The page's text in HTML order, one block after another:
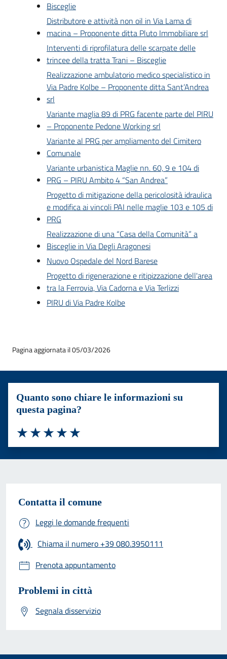
Bisceglie
Distributore e attività non oil in Via Lama di
macina – Proponente ditta Pluto Immobiliare srl
Interventi di riprofilatura delle scarpate delle
trincee della tratta Trani – Bisceglie
Realizzazione ambulatorio medico specialistico in
Via Padre Kolbe – Proponente ditta Sant’Andrea
srl
Variante maglia 89 di PRG facente parte del PIRU
– Proponente Pedone Working srl
Variante al PRG per ampliamento del Cimitero
Comunale
Variante urbanistica Maglie nn. 60, 9 e 104 di
PRG – PIRU Ambito 4 “San Andrea”
Progetto di mitigazione della pericolosità idraulica
e modifica ai vincoli PAI nelle maglie 103 e 105 di
PRG
Realizzazione di una “Casa della Comunità” a
Bisceglie in Via Degli Aragonesi
Nuovo Ospedale del Nord Barese
Progetto di rigenerazione e ritipizzazione dell'area
tra la Ferrovia, Via Cadorna e Via Terlizzi
PIRU di Via Padre Kolbe
Pagina aggiornata il 05/03/2026
Quanto sono chiare le informazioni su
questa pagina?
Valuta 5 stelle su 5
Valuta 4 stelle su 5
Valuta 3 stelle su 5
Valuta 2 stelle su 5
Valuta 1 stelle su 5
Contatta il comune
Leggi le domande frequenti
Chiama il numero +39 080.3950111
Prenota appuntamento
Problemi in città
Segnala disservizio